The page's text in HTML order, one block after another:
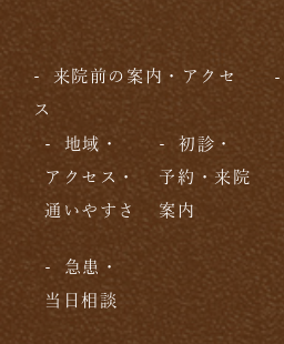
来院前の案内・アクセ
ス
地域・
アクセス・
通いやすさ
初診・
予約・来院
案内
急患・
当日相談